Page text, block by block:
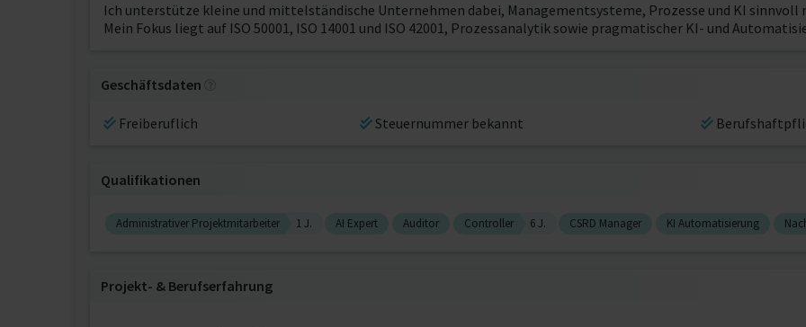
Ich unterstütze kleine und mittelständische Unternehmen dabei, Managementsysteme, Prozesse und KI sinnvoll
Mein Fokus liegt auf ISO 50001, ISO 14001 und ISO 42001, Prozessanalytik sowie pragmatischer KI- und
Geschäftsdaten
Freiberuflich Steuernummer bekannt
Qualifikationen
Administrativer Projektmitarbeiter 1 J. AI Expert Auditor Controller 6 J. CSRD Manager KI Automatisierung
Projekt‐ & Berufserfahrung